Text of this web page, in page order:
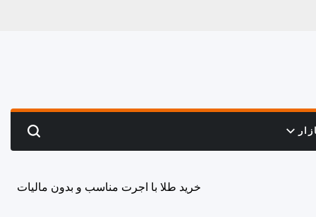
Search
خرید طلا با اجرت مناسب و بدون مالیات